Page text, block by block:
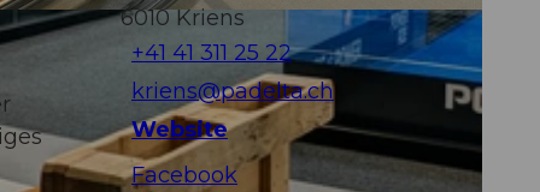
6010Kriens
+41 41 311 25 22
kriens@padelta.ch
Website
Facebook